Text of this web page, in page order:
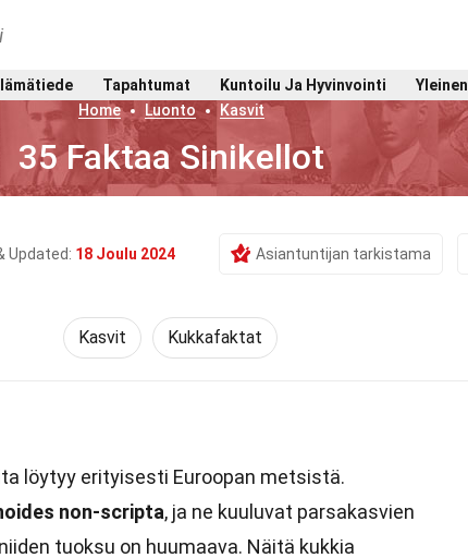
Tapahtumat Kuntoilu Ja Hyvinvointi Yleinen
Home
Luonto Kasvit
35 Faktaa Sinikellot
Updated: 18 Joulu 2024 Asiantuntijan tarkistama
Kasvit Kukkafaktat
löytyy erityisesti Euroopan metsistä.
non-scripta, ja ne kuuluvat parsakasvien
tuoksu on huumaava. Näitä kukkia